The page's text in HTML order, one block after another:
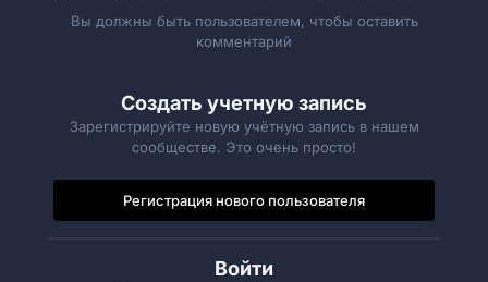
Вы должны быть пользователем, чтобы оставить
комментарий
Создать учетную запись
Зарегистрируйте новую учётную запись в нашем
сообществе. Это очень просто!
Регистрация нового пользователя
Войти